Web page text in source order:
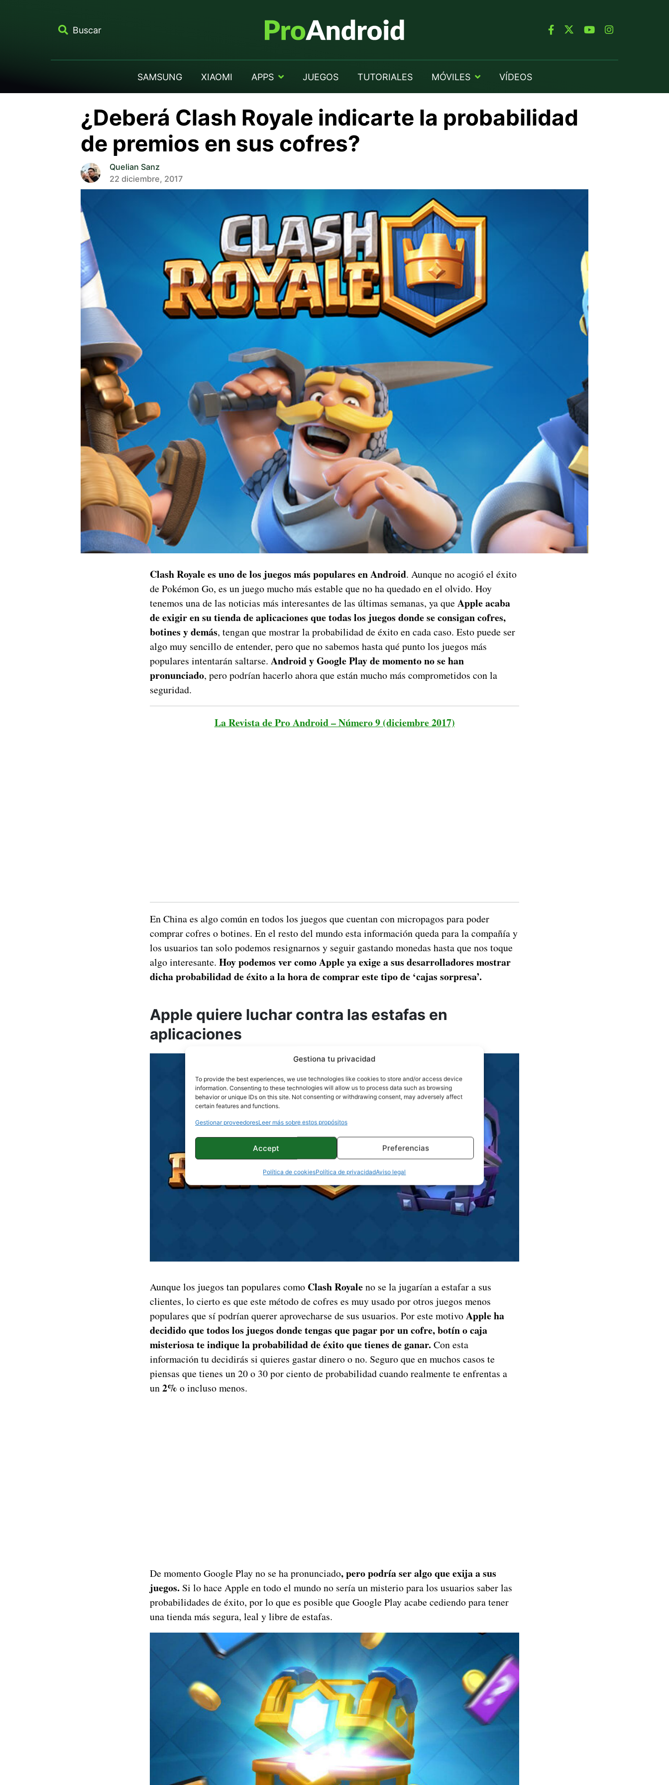
Gestiona tu privacidad
To provide the best experiences, we use technologies like cookies to store and/or access device
information. Consenting to these technologies will allow us to process data such as browsing
behavior or unique IDs on this site. Not consenting or withdrawing consent, may adversely affect
certain features and functions.
Gestionar proveedoresLeer más sobre estos propósitos
Accept Preferencias
Política de cookiesPolítica de privacidadAviso legal
Buscar
SAMSUNG XIAOMI APPS JUEGOS TUTORIALES MÓVILES VÍDEOS
¿Deberá Clash Royale indicarte la probabilidad
de premios en sus cofres?
Quelian Sanz
22 diciembre, 2017
Clash Royale es uno de los juegos más populares en Android. Aunque no acogió el éxito
de Pokémon Go, es un juego mucho más estable que no ha quedado en el olvido. Hoy
tenemos una de las noticias más interesantes de las últimas semanas, ya que Apple acaba
de exigir en su tienda de aplicaciones que todas los juegos donde se consigan cofres,
botines y demás, tengan que mostrar la probabilidad de éxito en cada caso. Esto puede ser
algo muy sencillo de entender, pero que no sabemos hasta qué punto los juegos más
populares intentarán saltarse. Android y Google Play de momento no se han
pronunciado, pero podrían hacerlo ahora que están mucho más comprometidos con la
seguridad.
La Revista de Pro Android – Número 9 (diciembre 2017)
En China es algo común en todos los juegos que cuentan con micropagos para poder
comprar cofres o botines. En el resto del mundo esta información queda para la compañía y
los usuarios tan solo podemos resignarnos y seguir gastando monedas hasta que nos toque
algo interesante. Hoy podemos ver como Apple ya exige a sus desarrolladores mostrar
dicha probabilidad de éxito a la hora de comprar este tipo de ‘cajas sorpresa’.
Apple quiere luchar contra las estafas en
aplicaciones
Aunque los juegos tan populares como Clash Royaleno se la jugarían a estafar a sus
clientes, lo cierto es que este método de cofres es muy usado por otros juegos menos
populares que sí podrían querer aprovecharse de sus usuarios. Por este motivoApple ha
decidido que todos los juegos donde tengas que pagar por un cofre, botín o caja
misteriosa te indique la probabilidad de éxito que tienes de ganar. Con esta
información tu decidirás si quieres gastar dinero o no. Seguro que en muchos casos te
piensas que tienes un 20 o 30 por ciento de probabilidad cuando realmente te enfrentas a
un2% o incluso menos.
De momento Google Play no se ha pronunciado, pero podría ser algo que exija a sus
juegos. Si lo hace Apple en todo el mundo no sería un misterio para los usuarios saber las
probabilidades de éxito, por lo que es posible que Google Play acabe cediendo para tener
una tienda más segura, leal y libre de estafas.